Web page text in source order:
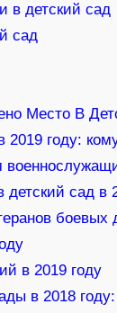
в детский сад
сад
Место В
2019 году:
сад в
боевых
в 2019 году
в 2018